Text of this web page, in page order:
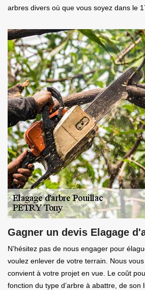
arbres divers où que vous soyez dans le
Gagner un devis Elagage
N’hésitez pas de nous engager pour
voulez enlever de votre terrain. Nous
convient à votre projet en vue. Le coût
fonction du type d’arbre à abattre, de son